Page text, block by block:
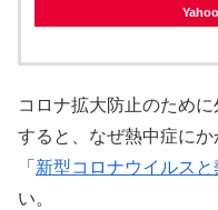
コロナ拡大防止のため
すると、なぜ熱中症に
「 新型コロナウイルス
い。